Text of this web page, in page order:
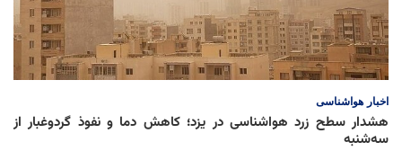
اخبار هواشناسی
هشدار سطح زرد هواشناسی در یزد؛ کاهش دما و نفوذ گردوغبار از
سه‌شنبه